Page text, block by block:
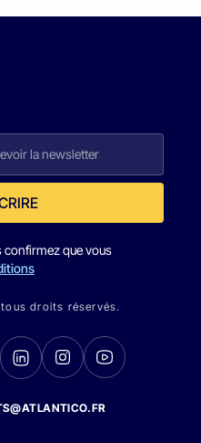
confirmez que vous
droits réservés.